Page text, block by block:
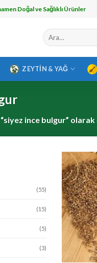
Doğal ve Sağlıklı Ürünler
Ara:
ZEYTIN & YAĞ
ince bulgur”
(55)
(15)
(5)
(3)